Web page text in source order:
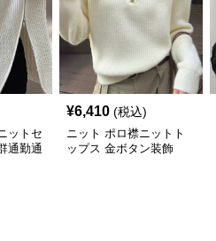
ットセ
通勤通
¥6,410 (税込)
ニット ポロ襟ニットト
ップス 金ボタン装飾